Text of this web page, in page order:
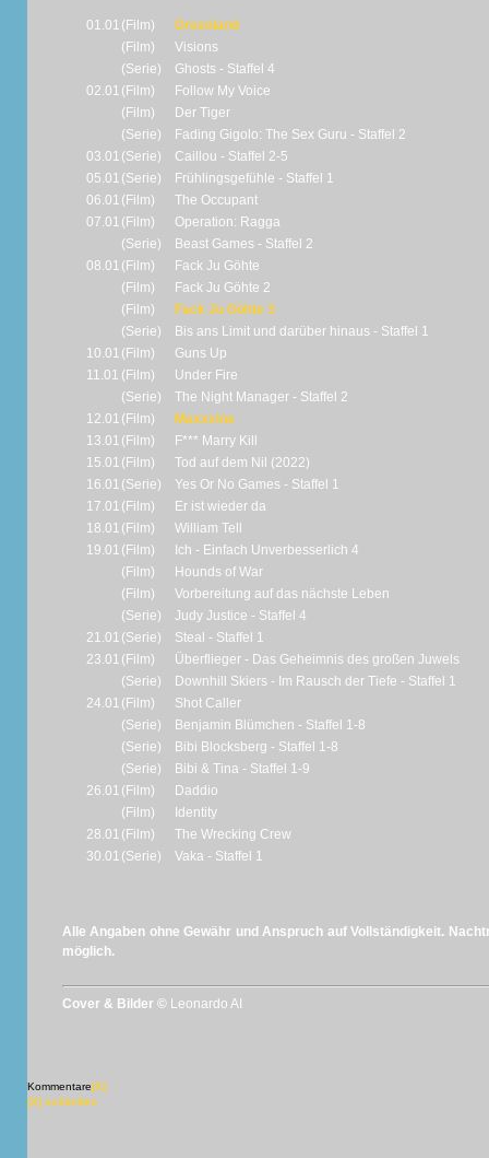
01.01 (Film)
Greenland
(Film)
Visions
(Serie)
Ghosts - Staffel 4
02.01 (Film)
Follow My Voice
(Film)
Der Tiger
(Serie)
Fading Gigolo: The Sex Guru - Staffel 2
03.01 (Serie)
Caillou - Staffel 2-5
05.01 (Serie)
Frühlingsgefühle - Staffel 1
06.01 (Film)
The Occupant
07.01 (Film)
Operation: Ragga
(Serie)
Beast Games - Staffel 2
08.01 (Film)
Fack Ju Göhte
(Film)
Fack Ju Göhte 2
(Film)
Fack Ju Göhte 3
(Serie)
Bis ans Limit und darüber hinaus - Staffel 1
10.01 (Film)
Guns Up
11.01 (Film)
Under Fire
(Serie)
The Night Manager - Staffel 2
12.01 (Film)
Maxxxine
13.01 (Film)
F*** Marry Kill
15.01 (Film)
Tod auf dem Nil (2022)
16.01 (Serie)
Yes Or No Games - Staffel 1
17.01 (Film)
Er ist wieder da
18.01 (Film)
William Tell
19.01 (Film)
Ich - Einfach Unverbesserlich 4
(Film)
Hounds of War
(Film)
Vorbereitung auf das nächste Leben
(Serie)
Judy Justice - Staffel 4
21.01 (Serie)
Steal - Staffel 1
23.01 (Film)
Überflieger - Das Geheimnis des großen Juwels
(Serie)
Downhill Skiers - Im Rausch der Tiefe - Staffel 1
24.01 (Film)
Shot Caller
(Serie)
Benjamin Blümchen - Staffel 1-8
(Serie)
Bibi Blocksberg - Staffel 1-8
(Serie)
Bibi & Tina - Staffel 1-9
26.01 (Film)
Daddio
(Film)
Identity
28.01 (Film)
The Wrecking Crew
30.01 (Serie) Vaka - Staffel 1
Alle Angaben ohne Gewähr und Anspruch auf Vollständigkeit.
möglich.
Cover & Bilder © Leonardo AI
Kommentare[X]
[X] schließen